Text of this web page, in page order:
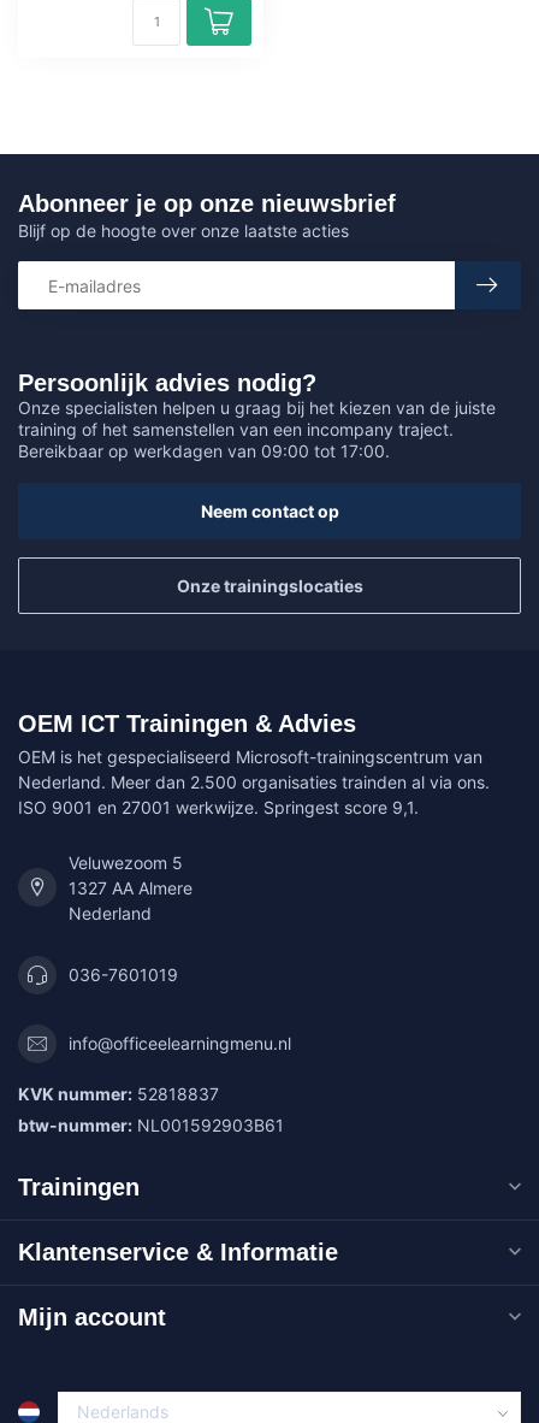
Persoonlijk advies nodig?
Onze specialisten helpen u graag bij het kiezen van de juiste
training of het samenstellen van een incompany traject.
Bereikbaar op werkdagen van 09:00 tot 17:00.
Neem contact op
Onze trainingslocaties
Abonneer je op onze nieuwsbrief
Blijf op de hoogte over onze laatste acties
OEM ICT Trainingen & Advies
OEM is het gespecialiseerd Microsoft-trainingscentrum van
Nederland. Meer dan 2.500 organisaties trainden al via ons.
ISO 9001 en 27001 werkwijze. Springest score 9,1.
Veluwezoom 5
1327 AA Almere
Nederland
036-7601019
info@officeelearningmenu.nl
KVK nummer: 52818837
btw-nummer: NL001592903B61
Trainingen
Klantenservice & Informatie
Mijn account